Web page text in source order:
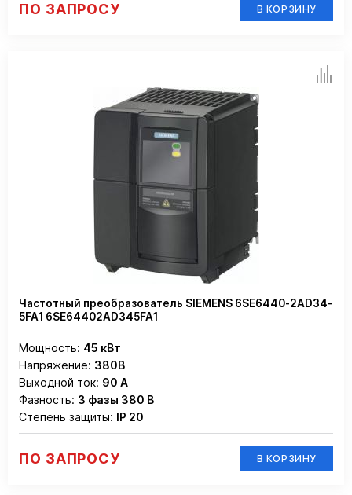
ПО ЗАПРОСУ В КОРЗИНУ
Частотный преобразователь SIEMENS 6SE6440-2AD34-
5FA1 6SE64402AD345FA1
Мощность: 45 кВт
Напряжение: 380В
Выходной ток: 90 А
Фазность: 3 фазы 380 В
Степень защиты: IP 20
ПО ЗАПРОСУ В КОРЗИНУ